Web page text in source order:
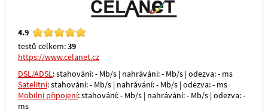
4.9
testů celkem:39
https://www.celanet.cz
DSL/ADSL: stahování: - Mb/s | nahrávání: - Mb/s | odezva: - ms
Satelitní: stahování: - Mb/s | nahrávání: - Mb/s | odezva: - ms
Mobilní připojení: stahování: - Mb/s | nahrávání: - Mb/s | odezva: -
ms